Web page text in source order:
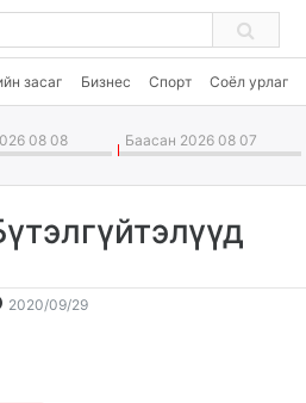
засаг Бизнес Спорт Соёл урлаг
08 08 Баасан 2026 08 07
2020/09/292020-
2026-